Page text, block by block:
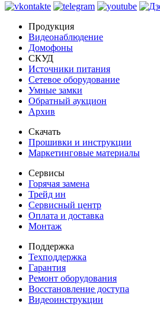
Продукция
Видеонаблюдение
Домофоны
СКУД
Источники питания
Сетевое оборудование
Умные замки
Обратный аукцион
Архив
Скачать
Прошивки и инструкции
Маркетинговые материалы
Сервисы
Горячая замена
Трейд ин
Сервисный центр
Оплата и доставка
Монтаж
Поддержка
Техподдержка
Гарантия
Ремонт оборудования
Восстановление доступа
Видеоинструкции